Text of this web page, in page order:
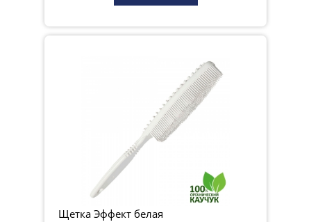
Щетка Эффект белая